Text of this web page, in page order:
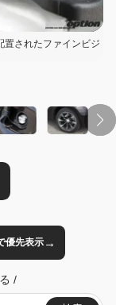
されたファインビジ
優先表示→
/